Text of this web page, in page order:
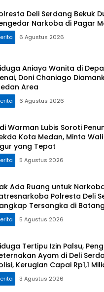
Deli Serdang Bekuk
Narkoba di Pagar
6 Agustus 2026
Aniaya Wanita di
Doni Chaniago
Area
6 Agustus 2026
Warman Lubis Soroti
Kota Medan, Minta
yang Tepat
5 Agustus 2026
Ada Ruang untuk
Polresta Deli
Tersangka di
5 Agustus 2026
Tertipu Izin Palsu,
Ayam di Deli
Kerugian Capai Rp1,1
3 Agustus 2026